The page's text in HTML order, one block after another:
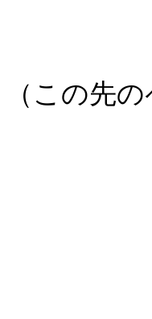
（この先